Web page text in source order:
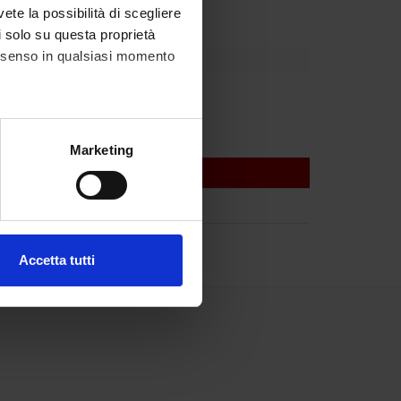
la possibilità di scegliere
su questa proprietà
in qualsiasi momento
metro,Marketing
Accetta tutti